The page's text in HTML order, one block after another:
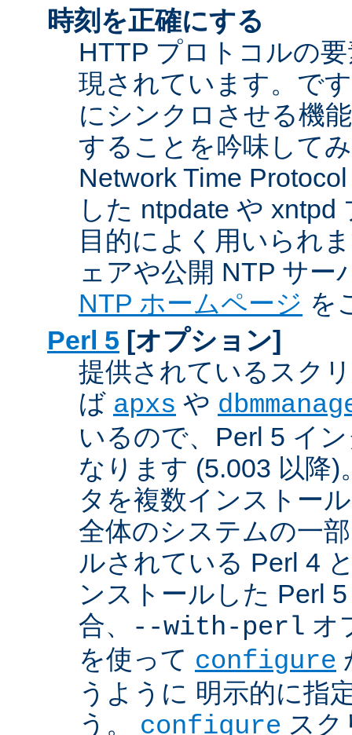
時刻を正確にする
HTTP プロトコルの
現されています。で
にシンクロさせる機
することを吟味して
Network Time
した ntpdate や
目的によく用いられ
ェアや公開 NTP サー
NTP ホームページ を
Perl 5 [オプション]
提供されているスク
ば apxs や
いるので、Perl 5 イ
なります (5.003 以降
タを複数インストー
全体のシステムの一
ルされている Perl 4
ンストールした Perl
合、
--with-perl オ
を使って configure
うように 明示的に指
う。 configure スク